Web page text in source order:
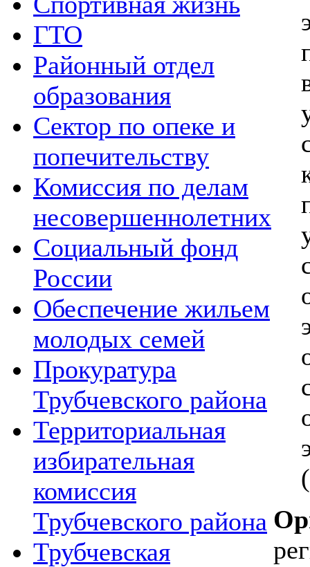
ГТО
Районный отдел
образования
Сектор по опеке и
попечительству
Комиссия по делам
несовершеннолетних
Социальный фонд
России
Обеспечение жильем
молодых семей
Прокуратура
Трубчевского района
Территориальная
избирательная
комиссия
Трубчевского района
Трубчевская
(